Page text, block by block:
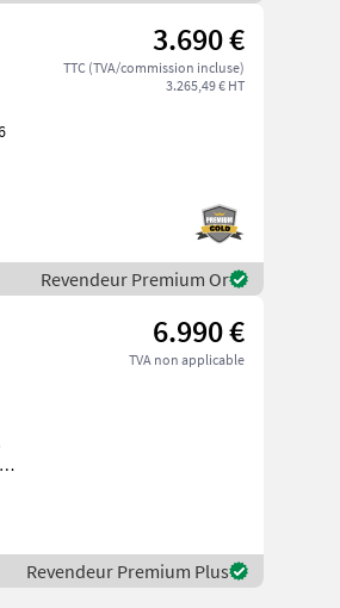
3.690 €
TTC (TVA/commission incluse)
3.265,49 € HT
Revendeur Premium Or
6.990 €
TVA non applicable
Revendeur Premium Plus